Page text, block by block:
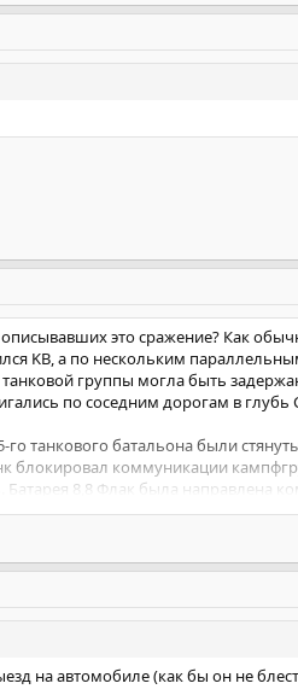
это сражение? Как
KB, а по нескольким
группы могла быть
по соседним дорогам в глубь
танкового батальона были
блокировал коммуникации
8,8 Флак была направлена
указаниям передового
из-за сильного пулеметного огня».
половинка дивизии, тем более
на автомобиле (как бы он не